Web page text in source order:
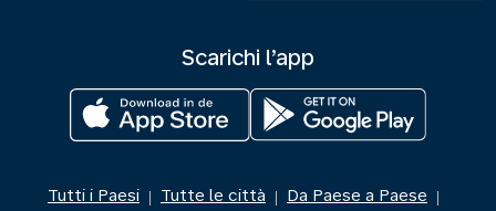
Scarichi l’app
Tutti i Paesi | Tutte le città | Da Paese a Paese |